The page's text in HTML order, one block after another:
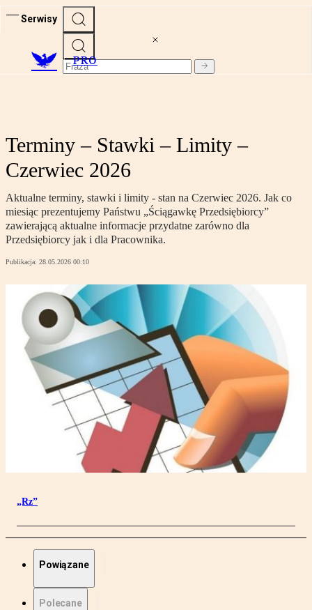
Serwisy
PRO
Terminy – Stawki – Limity –
Czerwiec 2026
Aktualne terminy, stawki i limity - stan na Czerwiec 2026. Jak co
miesiąc prezentujemy Państwu „Ściągawkę Przedsiębiorcy”
zawierającą aktualne informacje przydatne zarówno dla
Przedsiębiorcy jak i dla Pracownika.
Publikacja: 28.05.2026 00:10
„Rz”
Powiązane
Polecane